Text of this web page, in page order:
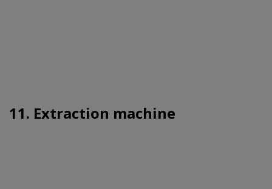
11. Extraction machine